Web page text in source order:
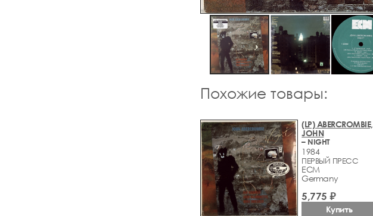
Похожие товары:
(LP) ABERCROMBIE,
JOHN
– NIGHT
1984
ПЕРВЫЙ ПРЕСС
ECM
Germany
5,775 ₽
Купить